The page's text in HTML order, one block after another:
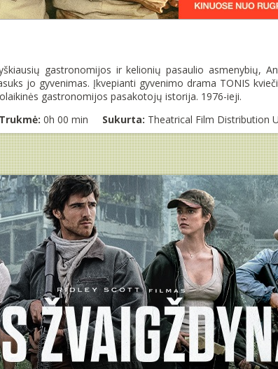
gastronomijos ir kelionių pasaulio asmenybių,
jo gyvenimas. Įkvepianti gyvenimo drama TONIS
gastronomijos pasakotojų istorija. 1976-ieji.
Trukmė: 0h 00 min Sukurta: Theatrical Film Distribution